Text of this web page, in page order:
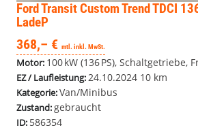
Ford Transit CustomTrend TDCI
LadeP
368,– € mtl. inkl. MwSt.
Motor: 100 kW (136 PS), Schaltgetriebe,
EZ / Laufleistung: 24.10.2024 10 km
Kategorie:Van/Minibus
Zustand: gebraucht
ID: 586354